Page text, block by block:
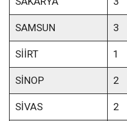
SAMSUN 3
SİİRT 1
SİNOP 2
SİVAS 2